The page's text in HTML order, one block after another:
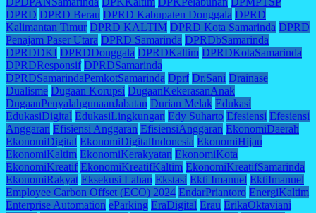
DPRD DPRD Berau DPRD Kabupaten Donggala DPRD
Kalimantan Timur DPRD KALTIM DPRD Kota Samarinda DPRD
Penajam Paser Utara DPRD Samarinda DPRDbSamarinda
DPRDDKI DPRDDonggala DPRDKaltim DPRDKotaSamarinda
DPRDResponsif DPRDSamarinda
DPRDSamarindaPemkotSamarinda Dprf Dr.Sani Drainase
Dualisme Dugaan Korupsi DugaanKekerasanAnak
DugaanPenyalahgunaanJabatan Durian Melak Edukasi
EdukasiDigital EdukasiLingkungan Edy Suharto Efesiensi Efesiensi
Anggaran Efisiensi Anggaran EfisiensiAnggaran EkonomiDaerah
EkonomiDigital EkonomiDigitalIndonesia EkonomiHijau
EkonomiKaltim EkonomiKerakyatan EkonomiKota
EkonomiKreatif EkonomiKreatifKaltim EkonomiKreatifSamarinda
EkonomiRakyat Eksekusi Lahan Ekstasi Ekti Imanuel EktiImanuel
Employee Carbon Offset (ECO) 2024 EndarPriantoro EnergiKaltim
Enterprise Automation eParking EraDigital Erau ErikaOktaviani